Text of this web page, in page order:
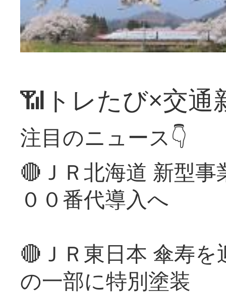
📶トレたび×交通
注目のニュース👇
🔴ＪＲ北海道 新型
００番代導入へ
🔴ＪＲ東日本 傘寿
の一部に特別塗装